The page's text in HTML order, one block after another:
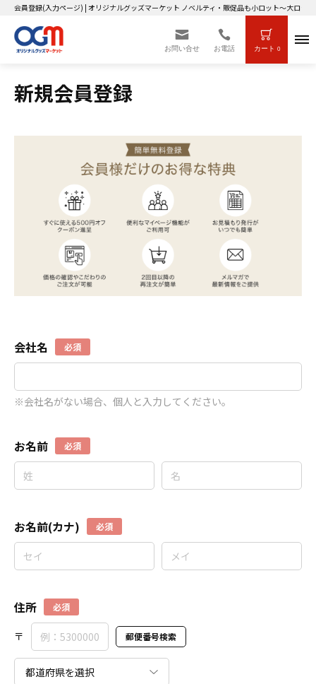
会員登録(入力ページ) | オリジナルグッズマーケット ノベルティ・販促品も小ロット～大ロッ
お問い合せ お電話 カート 0
新規会員登録
会社名 必須
※会社名がない場合、個人と入力してください。
お名前 必須
お名前(カナ) 必須
住所 必須
〒 郵便番号検索